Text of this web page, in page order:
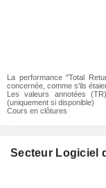
La performance "Total
concernée, comme s'ils
Les valeurs annotées
(uniquement si disponible)
Cours en clôtures
Secteur Logiciel